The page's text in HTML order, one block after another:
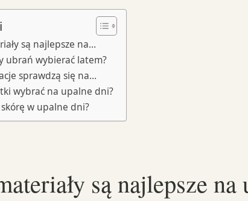
są najlepsze na…
ubrań wybierać latem?
sprawdzą się na…
wybrać na upalne dni?
skórę w upalne dni?
są najlepsze na